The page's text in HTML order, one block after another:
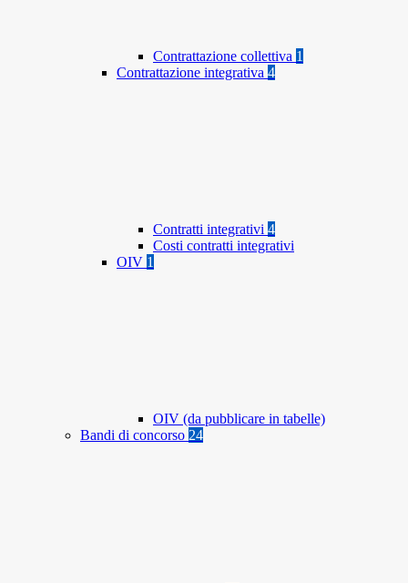
Contrattazione collettiva 1
Contrattazione integrativa 4
Contratti integrativi 4
Costi contratti integrativi
OIV 1
OIV (da pubblicare in tabelle)
Bandi di concorso 24